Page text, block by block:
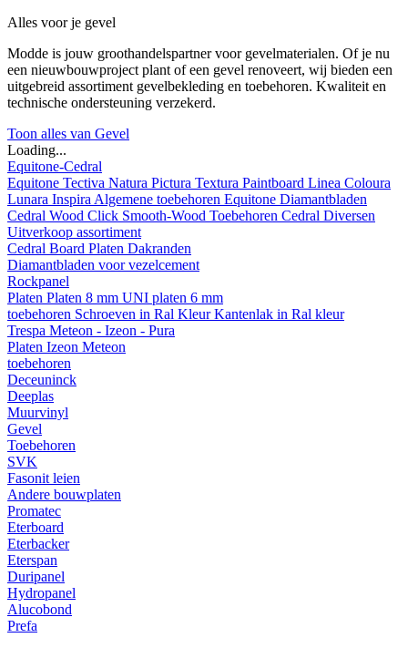
Alles voor je gevel
Modde is jouw groothandelspartner voor gevelmaterialen. Of je nu
een nieuwbouwproject plant of een gevel renoveert, wij bieden een
uitgebreid assortiment gevelbekleding en toebehoren. Kwaliteit en
technische ondersteuning verzekerd.
Toon alles van Gevel
Loading...
Equitone-Cedral
Equitone Tectiva Natura Pictura Textura Paintboard Linea Coloura
Lunara Inspira Algemene toebehoren Equitone Diamantbladen
Cedral Wood Click Smooth-Wood Toebehoren Cedral Diversen
Uitverkoop assortiment
Cedral Board Platen Dakranden
Diamantbladen voor vezelcement
Rockpanel
Platen Platen 8 mm UNI platen 6 mm
toebehoren Schroeven in Ral KleurKantenlak in Ral kleur
Trespa Meteon - Izeon - Pura
Platen Izeon Meteon
toebehoren
Deceuninck
Deeplas
Muurvinyl
Gevel
Toebehoren
SVK
Fasonit leien
Andere bouwplaten
Promatec
Eterboard
Eterbacker
Eterspan
Duripanel
Hydropanel
Alucobond
Prefa